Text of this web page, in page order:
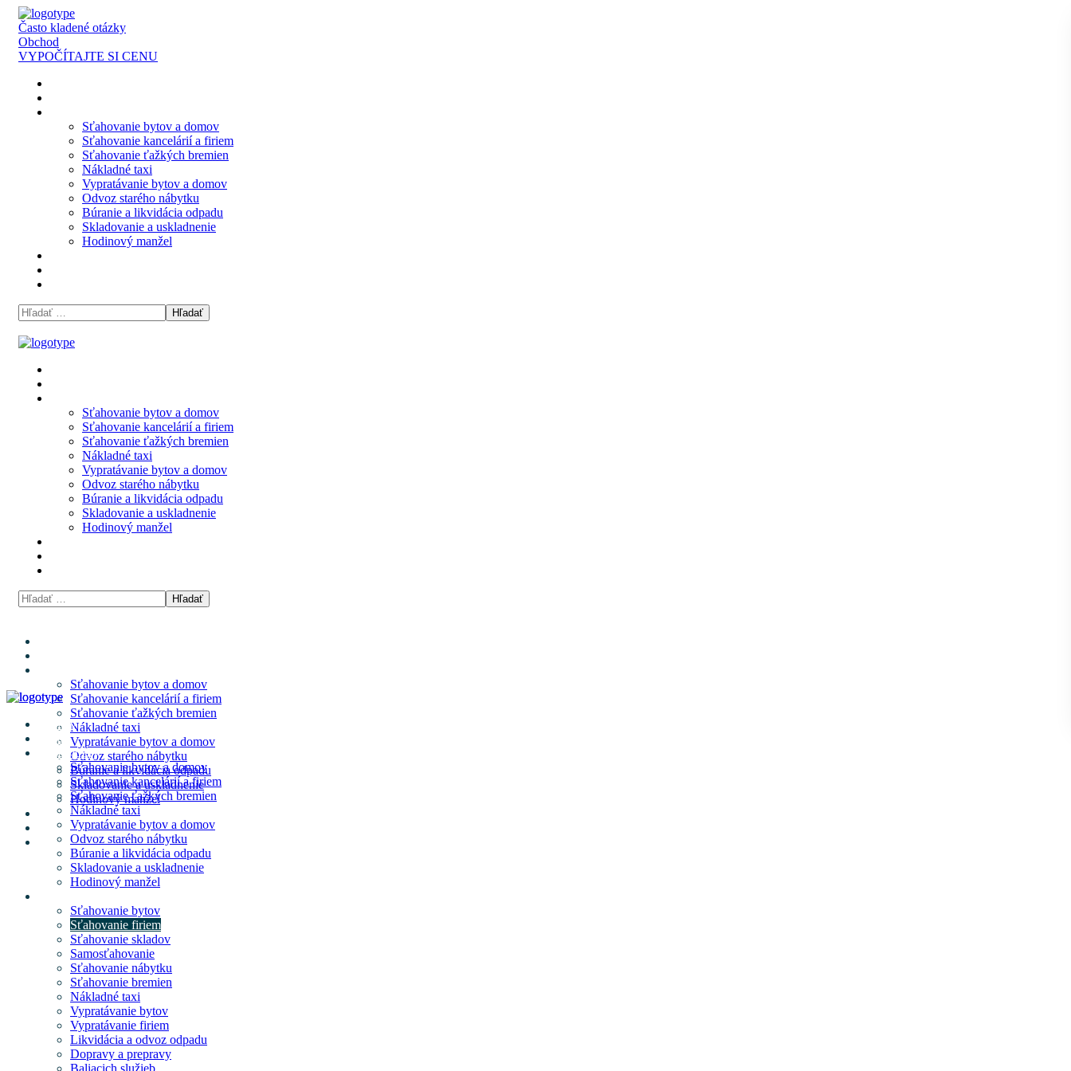
Často kladené otázky
Obchod
VYPOČÍTAJTE SI CENU
Sťahovanie bytov a domov
Sťahovanie kancelárií a firiem
Sťahovanie ťažkých bremien
Nákladné taxi
Vypratávanie bytov a domov
Odvoz starého nábytku
Búranie a likvidácia odpadu
Skladovanie a uskladnenie
Hodinový manžel
Sťahovanie bytov a domov
Sťahovanie kancelárií a firiem
Sťahovanie ťažkých bremien
Nákladné taxi
Vypratávanie bytov a domov
Odvoz starého nábytku
Búranie a likvidácia odpadu
Skladovanie a uskladnenie
Hodinový manžel
Sťahovanie bytov a domov
Sťahovanie kancelárií a firiem
Sťahovanie ťažkých bremien
Nákladné taxi
Vypratávanie bytov a domov
Odvoz starého nábytku
Búranie a likvidácia odpadu
Skladovanie a uskladnenie
Hodinový manžel
Cenník
Blog
Kontakt
Domov
O nás
Naše služby
Sťahovanie bytov a domov
Sťahovanie kancelárií a firiem
Sťahovanie ťažkých bremien
Nákladné taxi
Vypratávanie bytov a domov
Odvoz starého nábytku
Búranie a likvidácia odpadu
Skladovanie a uskladnenie
Hodinový manžel
Sťahovanie bytov
Sťahovanie firiem
Sťahovanie skladov
Samosťahovanie
Sťahovanie nábytku
Sťahovanie bremien
Nákladné taxi
Vypratávanie bytov
Vypratávanie firiem
Likvidácia a odvoz odpadu
Dopravy a prepravy
Baliacich služieb